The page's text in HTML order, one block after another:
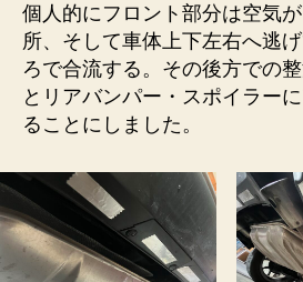
プ
へ
の
個人的にフロント部分は空気
所、そして車体上下左右へ逃
ろで合流する。その後方での
とリアバンパー・スポイラー
ることにしました。